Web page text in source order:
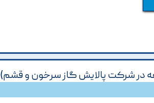
در شرکت پالايش گاز سرخون و قشم)